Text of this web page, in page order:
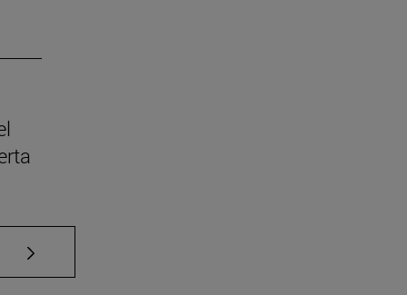
TAB para desplazarse.